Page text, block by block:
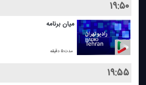
۱۹:۵۰
میان برنامه
مدت:۵ دقیقه
۱۹:۵۵